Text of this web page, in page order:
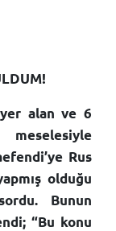
yer alan ve 6
Rus
olduğu
Bunun
“Bu konu